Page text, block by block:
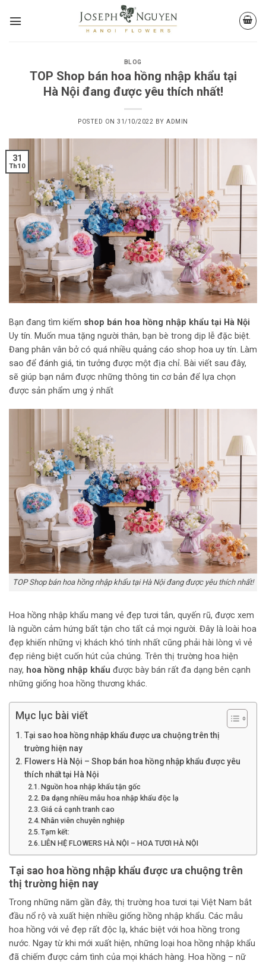
BLOG
TOP Shop bán hoa hồng nhập khẩu tại
Hà Nội đang được yêu thích nhất!
POSTED ON31/10/2022 BYADMIN
31
Th10
Bạn đang tìm kiếm shop bán hoa hồng nhập khẩu tại Hà Nội
Uy tín. Muốn mua tặng người thân, bạn bè trong dịp lễ đặc biệt.
Đang phân vân bở có quá nhiều quảng cáo shop hoa uy tín. Làm
sao để đánh giá, tin tưởng được một địa chỉ. Bài viết sau đây,
sẽ giúp bạn nắm được những thông tin cơ bản để lựa chọn
được sản phẩm ưng ý nhất
TOP Shop bán hoa hồng nhập khẩu tại Hà Nội đang được yêu thích nhất!
Hoa hồng nhập khẩu mang vẻ đẹp tươi tắn, quyến rũ, được xem
là nguồn cảm hứng bất tận cho tất cả mọi người. Đây là loài hoa
đẹp khiến những vị khách khó tính nhất cũng phải hài lòng vì vẻ
đẹp riêng biệt cuốn hút của chúng. Trên thị trường hoa hiện
nay, hoa hồng nhập khẩu được bày bán rất đa dạng bên cạnh
những giống hoa hồng thương khác.
Mục lục bài viết
Tại sao hoa hồng nhập khẩu được ưa chuộng trên thị
trường hiện nay
Flowers Hà Nội – Shop bán hoa hồng nhập khẩu được yêu
thích nhất tại Hà Nội
Nguồn hoa nhập khẩu tận gốc
Đa dạng nhiều mẫu hoa nhập khẩu độc lạ
Giá cả cạnh tranh cao
Nhân viên chuyên nghiệp
Tạm kết:
LIÊN HỆ FLOWERS HÀ NỘI – HOA TƯƠI HÀ NỘI
Tại sao hoa hồng nhập khẩu được ưa chuộng trên
thị trường hiện nay
Trong những năm gần đây, thị trường hoa tươi tại Việt Nam bắt
đầu nổ rộ và xuất hiện nhiều giống hồng nhập khẩu. Các mẫu
hoa hồng với vẻ đẹp rất độc lạ, khác biệt với hoa hồng trong
nước. Ngay từ khi mới xuất hiện, những loại hoa hồng nhập khẩu
đã chiếm được cảm tình của mọi khách hàng. Hoa hồng – nữ